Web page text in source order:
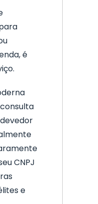
é
CNPJ
e